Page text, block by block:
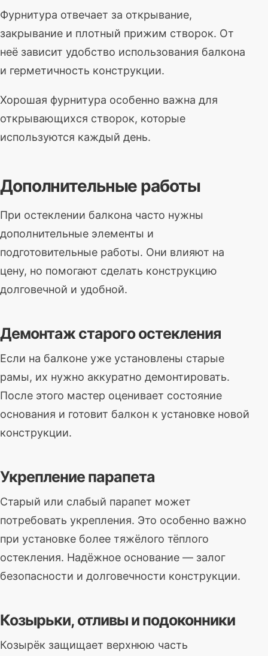
Фурнитура отвечает за открывание,
закрывание и плотный прижим створок. От
неё зависит удобство использования балкона
и герметичность конструкции.
Хорошая фурнитура особенно важна для
открывающихся створок, которые
используются каждый день.
Дополнительные работы
При остеклении балкона часто нужны
дополнительные элементы и
подготовительные работы. Они влияют на
цену, но помогают сделать конструкцию
долговечной и удобной.
Демонтаж старого остекления
Если на балконе уже установлены старые
рамы, их нужно аккуратно демонтировать.
После этого мастер оценивает состояние
основания и готовит балкон к установке новой
конструкции.
Укрепление парапета
Старый или слабый парапет может
потребовать укрепления. Это особенно важно
при установке более тяжёлого тёплого
остекления. Надёжное основание — залог
безопасности и долговечности конструкции.
Козырьки, отливы и подоконники
Козырёк защищает верхнюю часть